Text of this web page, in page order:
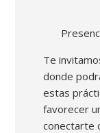
Te
donde
estas
favorecer
conectarte